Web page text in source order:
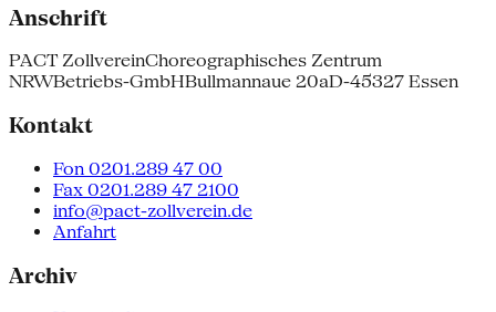
Anschrift
PACT ZollvereinChoreographisches Zentrum
NRWBetriebs-GmbHBullmannaue 20aD-45327 Essen
Kontakt
Fon 0201.289 47 00
Fax 0201.289 47 2100
info@pact-zollverein.de
Anfahrt
Archiv